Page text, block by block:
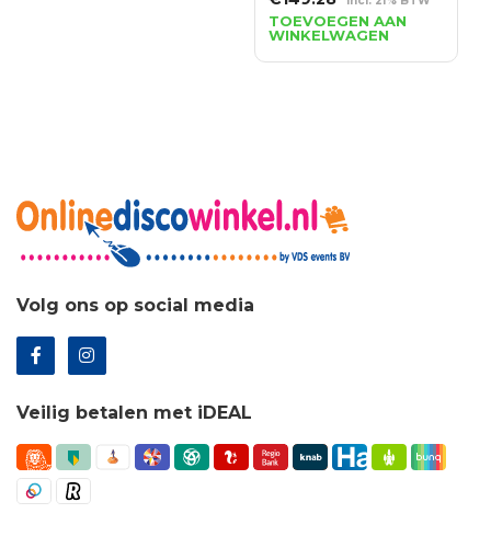
prijs
was:
€204.49.
prijs
is:
€149.28.
TOEVOEGEN AAN
WINKELWAGEN
Volg ons op social media
Veilig betalen met iDEAL